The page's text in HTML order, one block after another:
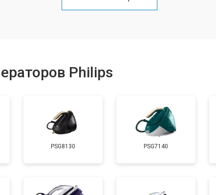
от 140 мин
от 80 мин
Philips
PSG8130 PSG7140